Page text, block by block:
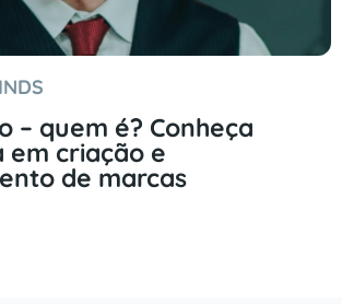
– quem é? Conheça
em criação e
de marcas